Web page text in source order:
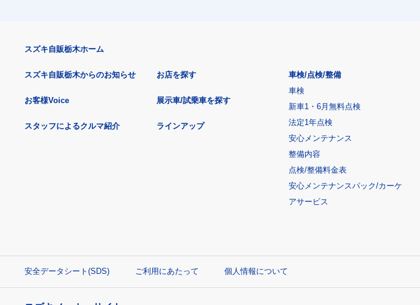
スズキ自販栃木ホーム
スズキ自販栃木からのお知らせ
お客様Voice
スタッフによるクルマ紹介
お店を探す
展示車/試乗車を探す
ラインアップ
車検/点検/整備
車検
新車1・6月無料点検
法定1年点検
安心メンテナンス
整備内容
点検/整備料金表
安心メンテナンスパック/カーケ
アサービス
安全データシート(SDS) ご利用にあたって 個人情報について